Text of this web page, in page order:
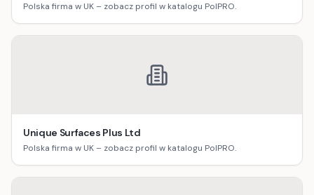
Polska firma w UK – zobacz profil w katalogu PolPRO.
Unique Surfaces Plus Ltd
Polska firma w UK – zobacz profil w katalogu PolPRO.